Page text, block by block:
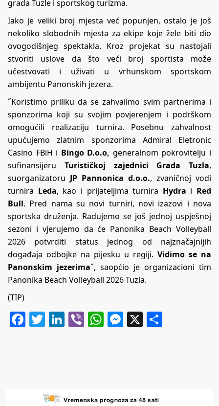
grada Tuzle i sportskog turizma.
Iako je veliki broj mjesta već popunjen, ostalo je još
nekoliko slobodnih mjesta za ekipe koje žele biti dio
ovogodišnjeg spektakla. Kroz projekat su nastojali
stvoriti uslove da što veći broj sportista može
učestvovati i uživati u vrhunskom sportskom
ambijentu Panonskih jezera.
˝Koristimo priliku da se zahvalimo svim partnerima i
sponzorima koji su svojim povjerenjem i podrškom
omogućili realizaciju turnira. Posebnu zahvalnost
upućujemo zlatnim sponzorima Admiral Eletronic
Casino FBiH i Bingo D.o.o, generalnom pokrovitelju i
sufinansijeru Turističkoj zajednici Grada Tuzla,
suorganizatoru JP Pannonica d.o.o., zvaničnoj vodi
turnira Leda, kao i prijateljima turnira Hydra i Red
Bull. Pred nama su novi turniri, novi izazovi i nova
sportska druženja. Radujemo se još jednoj uspješnoj
sezoni i vjerujemo da će Panonika Beach Volleyball
2026 potvrditi status jednog od najznačajnijih
događaja odbojke na pijesku u regiji. Vidimo se na
Panonskim jezerima˝, saopćio je organizacioni tim
Panonika Beach Volleyball 2026 Tuzla.
(TIP)
Facebook
Twitter
LinkedIn
ViberWhatsApp
Messenger
X